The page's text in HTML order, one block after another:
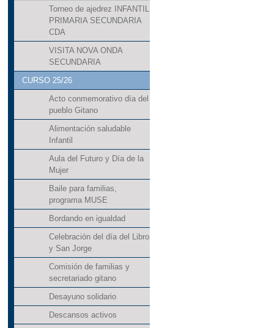
Torneo de ajedrez INFANTIL
PRIMARIA SECUNDARIA
CDA
VISITA NOVA ONDA
SECUNDARIA
CURSO 25/26
Acto conmemorativo día del
pueblo Gitano
Alimentación saludable
Infantil
Aula del Futuro y Día de la
Mujer
Baile para familias,
programa MUSE
Bordando en igualdad
Celebración del día del Libro
y San Jorge
Comisión de familias y
secretariado gitano
Desayuno solidario
Descansos activos